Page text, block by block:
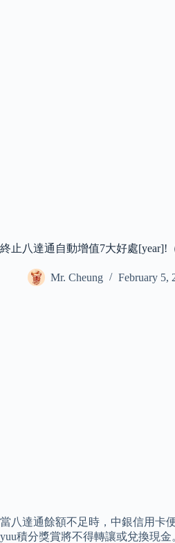
終止八達通自動增值7大好處[year]!
Mr. Cheung February 5,
當八達通餘額不足時，中銀信用卡
yuu積分獎賞將不得轉讓或兌換現